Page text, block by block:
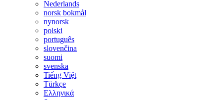
Nederlands
norsk bokmål
nynorsk
polski
português
slovenčina
suomi
svenska
Tiếng Việt
Türkçe
Ελληνικά